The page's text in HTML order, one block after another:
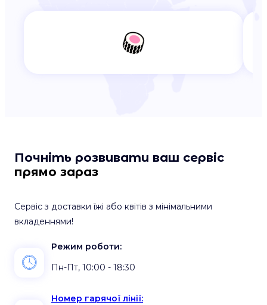
Почніть розвивати ваш сервіс
прямо зараз
Сервіс з доставки їжі або квітів з мінімальними
вкладеннями!
Режим роботи:
Пн-Пт, 10:00 - 18:30
Номер гарячої лінії: